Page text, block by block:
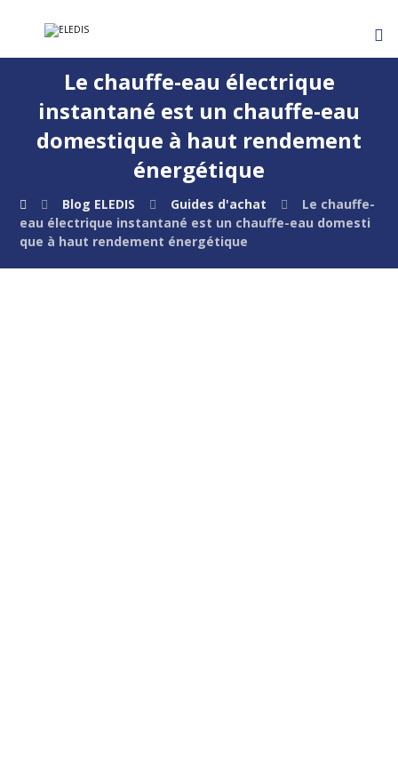
Le chauffe-eau électrique
instantané est un chauffe-eau
domestique à haut rendement
énergétique
Blog ELEDIS Guides d'achat
Le chauffe-
eau électrique instantané est un chauffe-eau domesti
que à haut rendement énergétique